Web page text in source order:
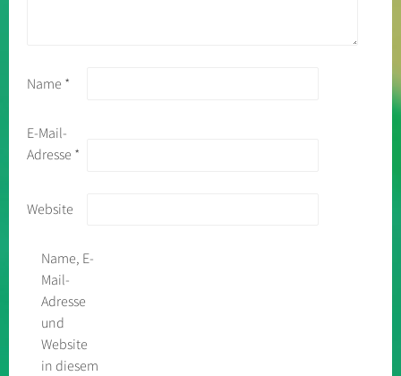
Name *
E-Mail-
Adresse *
Website
Name, E-
Mail-
Adresse
und
Website
in diesem